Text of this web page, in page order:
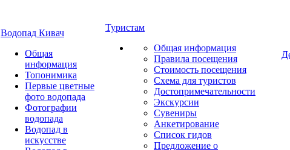
Водопад Кивач
Общая
информация
Топонимика
Первые цветные
фото водопада
Фотографии
водопада
Водопад в
искусстве
Туристам
Общая информация
Правила посещения
Стоимость посещения
Схема для туристов
Достопримечательности
Экскурсии
Сувениры
Анкетирование
Список гидов
Предложение о